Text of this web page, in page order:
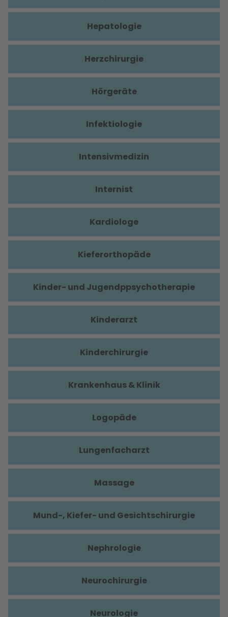
Hepatologie
Herzchirurgie
Hörgeräte
Infektiologie
Intensivmedizin
Internist
Kardiologe
Kieferorthopäde
Kinder- und Jugendppsychotherapie
Kinderarzt
Kinderchirurgie
Krankenhaus & Klinik
Logopäde
Lungenfacharzt
Massage
Mund-, Kiefer- und Gesichtschirurgie
Nephrologie
Neurochirurgie
Neurologie